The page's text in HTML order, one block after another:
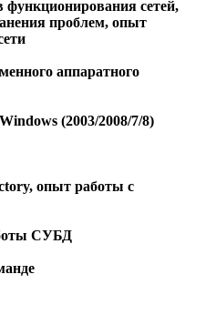
сетей,
проблем, опыт
аппаратного
(2003/2008/7/8)
опыт работы с
СУБД